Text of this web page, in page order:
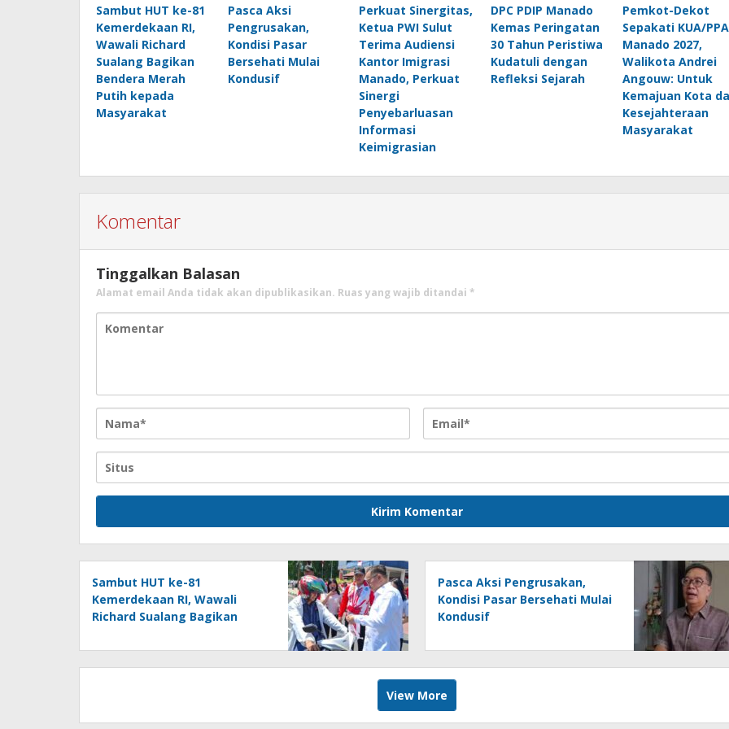
Sambut HUT ke-81
Kemerdekaan RI,
Wawali Richard
Sualang Bagikan
Bendera Merah
Putih kepada
Masyarakat
Pasca Aksi
Pengrusakan,
Kondisi Pasar
Bersehati Mulai
Kondusif
Perkuat Sinergitas,
Ketua PWI Sulut
Terima Audiensi
Kantor Imigrasi
Manado, Perkuat
Sinergi
Penyebarluasan
Informasi
Keimigrasian
DPC PDIP Manado
Kemas Peringatan
30 Tahun Peristiwa
Kudatuli dengan
Refleksi Sejarah
Pemkot-Dekot
Sepakati KUA/
Manado 2027,
Walikota Andrei
Angouw: Untuk
Kemajuan Kota
Kesejahteraan
Masyarakat
Komentar
Tinggalkan Balasan
Alamat email Anda tidak akan dipublikasikan. Ruas yang wajib ditandai *
Sambut HUT ke-81
Kemerdekaan RI, Wawali
Richard Sualang Bagikan
Masyarakat
Pasca Aksi Pengrusakan,
Kondisi Pasar Bersehati Mulai
Kondusif
View More